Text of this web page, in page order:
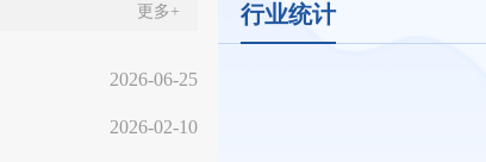
更多+
2026-06-25
2026-02-10
行业统计